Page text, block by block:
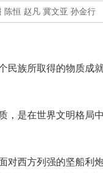
陈恒 赵凡 冀文亚 孙金行
族所取得的物质成
，是在世界文明格局
对西方列强的坚船利